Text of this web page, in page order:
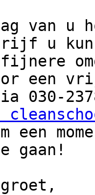
van u
u
fijnere
een
030-
een
gaan!